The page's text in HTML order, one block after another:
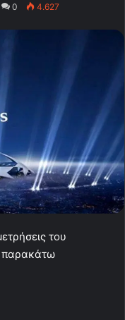
0 4.627
του
παρακάτω